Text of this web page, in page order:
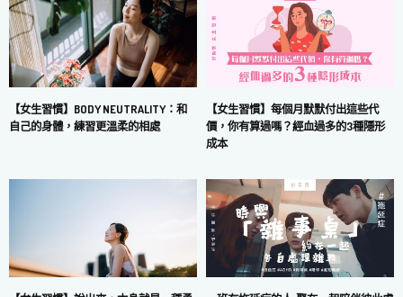
【女生習慣】BODY NEUTRALITY：和
自己的身體，練習更溫柔的相處
【女生習慣】每個月默默付出這些代
價，你有算過嗎？經血過多的3種隱形
成本